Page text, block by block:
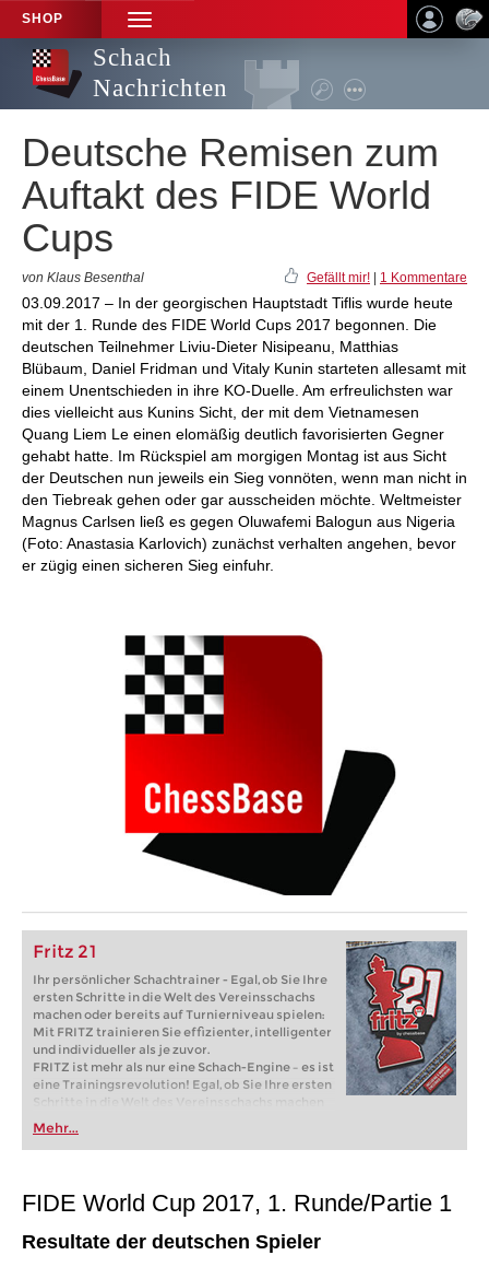
SHOP
TOGGLE
NAVIGATION
Schach
Nachrichten
Deutsche Remisen zum
Auftakt des FIDE World
Cups
von Klaus Besenthal Gefällt mir! 1 Kommentare
03.09.2017 – In der georgischen Hauptstadt Tiflis wurde heute
mit der 1. Runde des FIDE World Cups 2017 begonnen. Die
deutschen Teilnehmer Liviu-Dieter Nisipeanu, Matthias
Blübaum, Daniel Fridman und Vitaly Kunin starteten allesamt mit
einem Unentschieden in ihre KO-Duelle. Am erfreulichsten war
dies vielleicht aus Kunins Sicht, der mit dem Vietnamesen
Quang Liem Le einen elomäßig deutlich favorisierten Gegner
gehabt hatte. Im Rückspiel am morgigen Montag ist aus Sicht
der Deutschen nun jeweils ein Sieg vonnöten, wenn man nicht in
den Tiebreak gehen oder gar ausscheiden möchte. Weltmeister
Magnus Carlsen ließ es gegen Oluwafemi Balogun aus Nigeria
(Foto: Anastasia Karlovich) zunächst verhalten angehen, bevor
er zügig einen sicheren Sieg einfuhr.
Fritz 21
Ihr persönlicher Schachtrainer - Egal, ob Sie Ihre
ersten Schritte in die Welt des Vereinsschachs
machen oder bereits auf Turnierniveau spielen:
Mit FRITZ trainieren Sie effizienter, intelligenter
und individueller als je zuvor.
FRITZ ist mehr als nur eine Schach-Engine – es ist
eine Trainingsrevolution! Egal, ob Sie Ihre ersten
Schritte in die Welt des Vereinsschachs machen
oder bereits auf Turnierniveau spielen: Mit
FRITZ trainieren Sie effizienter, intelligenter und
individueller als je zuvor.
Mehr...
FIDE World Cup 2017, 1. Runde/Partie 1
Resultate der deutschen Spieler